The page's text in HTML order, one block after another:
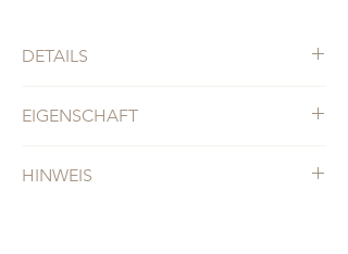
DETAILS
• Süßwasserperlen, Glasperlen
EIGENSCHAFT
Design: 6-7mm schlichte Süßwasserperlen
HINWEIS